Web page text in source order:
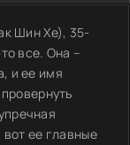
Шин Хе), 35-
все. Она –
и ее имя
ее главные